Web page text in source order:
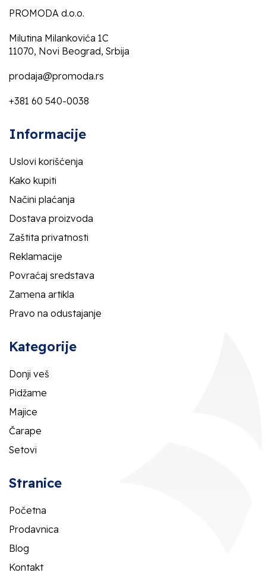
PROMODA d.o.o.
Milutina Milankovića 1C
11070, Novi Beograd, Srbija
prodaja@promoda.rs
+381 60 540-0038
Informacije
Uslovi korišćenja
Kako kupiti
Načini plaćanja
Dostava proizvoda
Zaštita privatnosti
Reklamacije
Povraćaj sredstava
Zamena artikla
Pravo na odustajanje
Kategorije
Donji veš
Pidžame
Majice
Čarape
Setovi
Stranice
Početna
Prodavnica
Blog
Kontakt